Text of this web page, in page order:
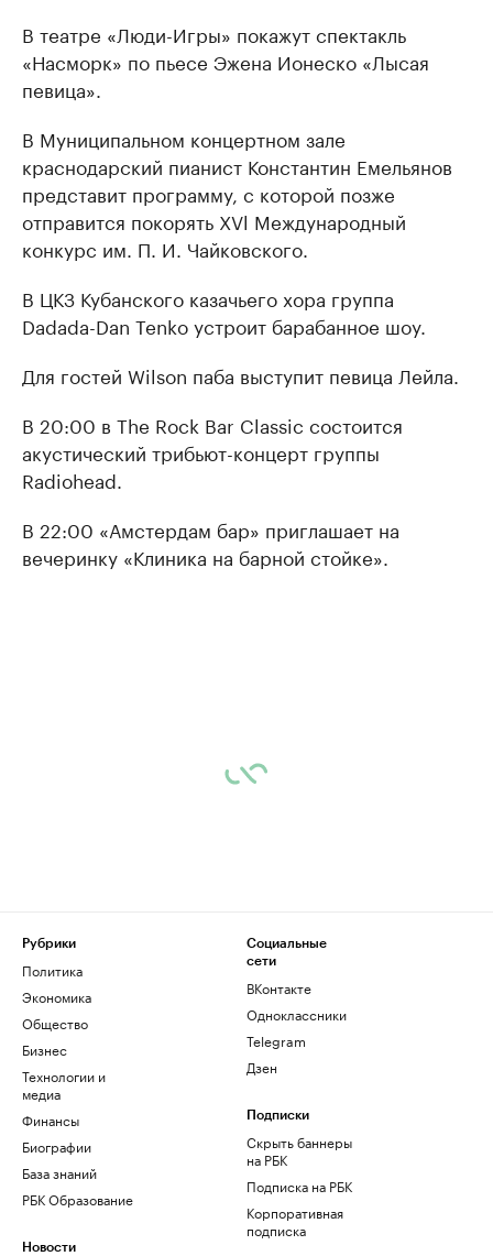
В театре «Люди-Игры» покажут спектакль
«Насморк» по пьесе Эжена Ионеско «Лысая
певица».
В Муниципальном концертном зале
краснодарский пианист Константин Емельянов
представит программу, с которой позже
отправится покорять XVl Международный
конкурс им. П. И. Чайковского.
В ЦКЗ Кубанского казачьего хора группа
Dadada-Dan Tenko устроит барабанное шоу.
Для гостей Wilson паба выступит певица Лейла.
В 20:00 в The Rock Bar Classic состоится
акустический трибьют-концерт группы
Radiohead.
В 22:00 «Амстердам бар» приглашает на
вечеринку «Клиника на барной стойке».
Рубрики
Политика
Экономика
Общество
Бизнес
Технологии и
медиа
Финансы
Биографии
База знаний
РБК Образование
Новости
Социальные
сети
ВКонтакте
Одноклассники
Telegram
Дзен
Подписки
Скрыть баннеры
на РБК
Подписка на РБК
Корпоративная
подписка